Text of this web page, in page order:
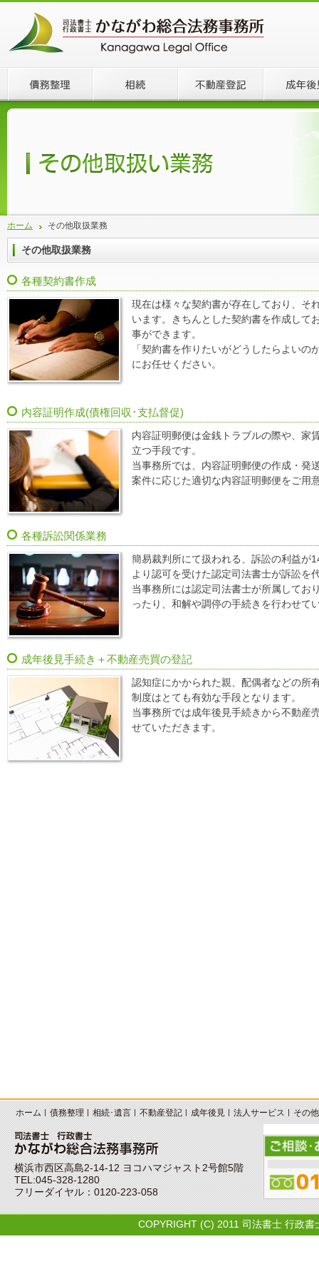
ホーム その他取扱業務
その他取扱業務
各種契約書作成
現在は様々な契約書が存在しており、そ
います。きちんとした契約書を作成して
事ができます。
「契約書を作りたいがどうしたらよい
にお任せください。
内容証明作成(債権回収･支払督促)
内容証明郵便は金銭トラブルの際や、家
立つ手段です。
当事務所では、内容証明郵便の作成・発
案件に応じた適切な内容証明郵便をご用
各種訴訟関係業務
簡易裁判所にて扱われる、訴訟の利益が
より認可を受けた認定司法書士が訴訟を
当事務所には認定司法書士が所属してお
ったり、和解や調停の手続きを行わせて
成年後見手続き＋不動産売買の登記
認知症にかかられた親、配偶者などの所
制度はとても有効な手段となります。
当事務所では成年後見手続きから不動産
せていただきます。
ホーム 債務整理 相続･遺言 不動産登記 成年後見 法人サービス その
横浜市西区高島2-14-12 ヨコハマジャスト2号館5階
TEL:045-328-1280
フリーダイヤル：0120-223-058
COPYRIGHT (C) 2011 司法書士 行政